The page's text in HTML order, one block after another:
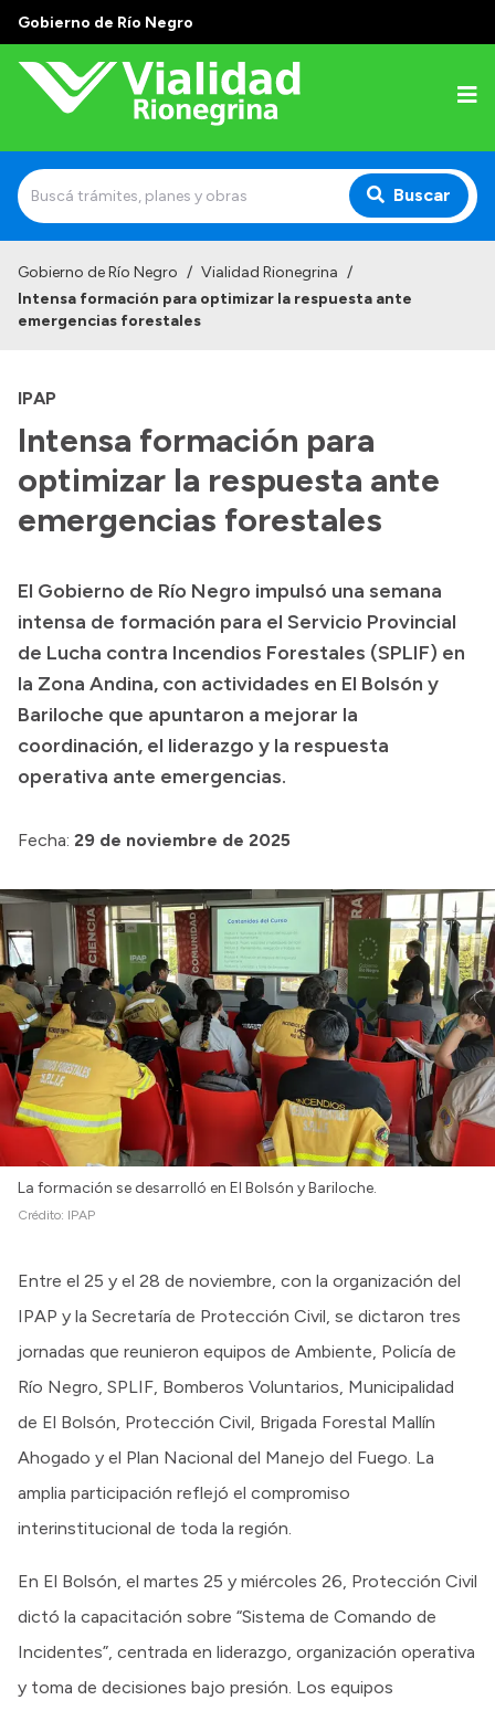
Gobierno de Río Negro
Buscar
Institucional
Autoridades
Delegaciones
Normativa
Mi Vial
Recibos de sueldo
Correo oficial
Gobierno de Río Negro / Vialidad Rionegrina /
Intensa formación para optimizar la respuesta ante
emergencias forestales
IPAP
Intensa formación para
optimizar la respuesta ante
emergencias forestales
El Gobierno de Río Negro impulsó una semana
intensa de formación para el Servicio Provincial
de Lucha contra Incendios Forestales (SPLIF) en
la Zona Andina, con actividades en El Bolsón y
Bariloche que apuntaron a mejorar la
coordinación, el liderazgo y la respuesta
operativa ante emergencias.
Fecha: 29 de noviembre de 2025
La formación se desarrolló en El Bolsón y Bariloche.
Crédito: IPAP
Entre el 25 y el 28 de noviembre, con la organización del
IPAP y la Secretaría de Protección Civil, se dictaron tres
jornadas que reunieron equipos de Ambiente, Policía de
Río Negro, SPLIF, Bomberos Voluntarios, Municipalidad
de El Bolsón, Protección Civil, Brigada Forestal Mallín
Ahogado y el Plan Nacional del Manejo del Fuego. La
amplia participación reflejó el compromiso
interinstitucional de toda la región.
En El Bolsón, el martes 25 y miércoles 26, Protección Civil
dictó la capacitación sobre “Sistema de Comando de
Incidentes”, centrada en liderazgo, organización operativa
y toma de decisiones bajo presión. Los equipos